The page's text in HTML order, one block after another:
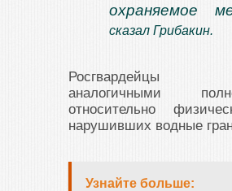
охраняемое
сказал Грибакин.
Росгвардейцы
аналогичными
относительно
нарушивших водные
Узнайте больше: